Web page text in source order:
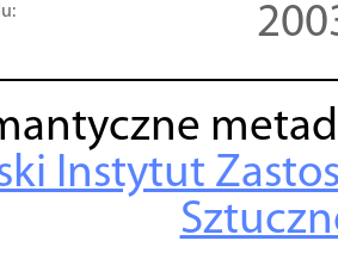
Instytut